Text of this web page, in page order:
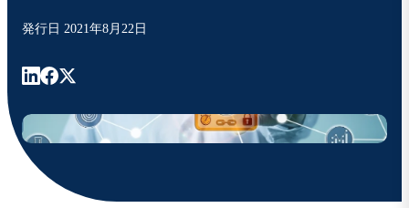
発行日 2021年8月22日